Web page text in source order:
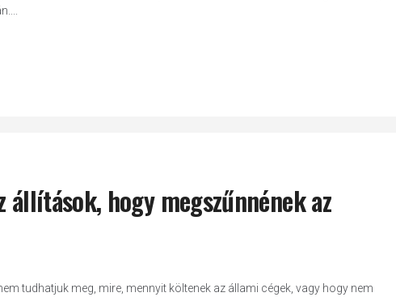
hogy megszűnnének az
tudhatjuk meg, mire, mennyit költenek az állami cégek, vagy hogy nem